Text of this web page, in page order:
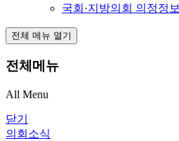
국회·지방의회 의정정보
전체 메뉴 열기
전체메뉴
All Menu
닫기
의회소식